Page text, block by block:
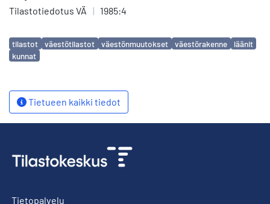
Tilastotiedotus VÄ | 1985:4
Avainsanat
tilastot väestötilastot väestönmuutokset väestörakenne
läänit
kunnat
Tietueen kaikki tiedot
Tietopalvelu